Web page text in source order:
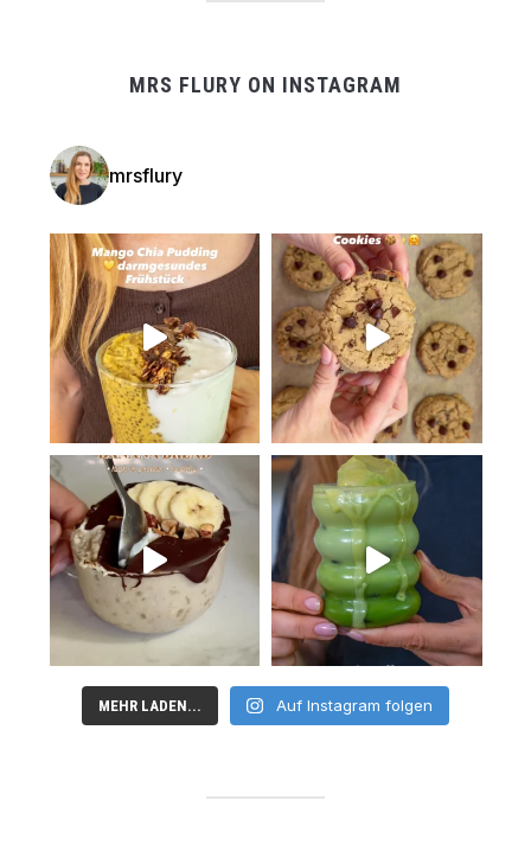
MRS FLURY ON INSTAGRAM
mrsflury
MEHR LADEN... Auf Instagram folgen